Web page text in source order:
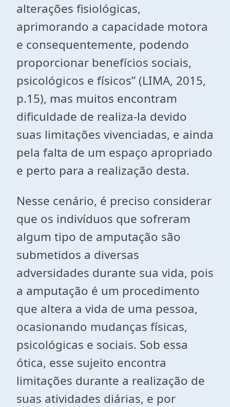
alterações fisiológicas,
aprimorando a capacidade motora
e consequentemente, podendo
proporcionar benefícios sociais,
psicológicos e físicos” (LIMA, 2015,
p.15), mas muitos encontram
dificuldade de realiza-la devido
suas limitações vivenciadas, e ainda
pela falta de um espaço apropriado
e perto para a realização desta.
Nesse cenário, é preciso considerar
que os indivíduos que sofreram
algum tipo de amputação são
submetidos a diversas
adversidades durante sua vida, pois
a amputação é um procedimento
que altera a vida de uma pessoa,
ocasionando mudanças físicas,
psicológicas e sociais. Sob essa
ótica, esse sujeito encontra
limitações durante a realização de
suas atividades diárias, e por